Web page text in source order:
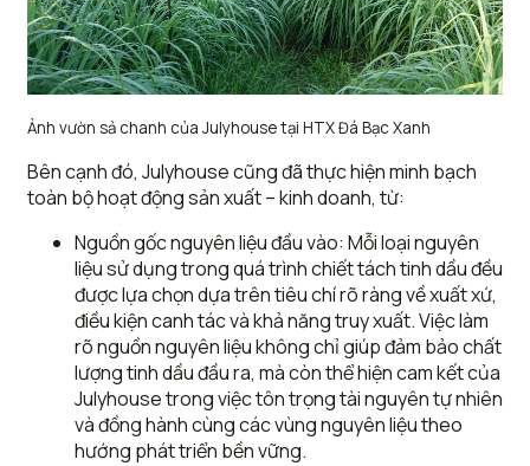
Ảnh vườn sả chanh của Julyhouse tại HTX Đá Bạc Xanh
Bên cạnh đó, Julyhouse cũng đã thực hiện minh bạch
toàn bộ hoạt động sản xuất – kinh doanh, từ:
Nguồn gốc nguyên liệu đầu vào: Mỗi loại nguyên
liệu sử dụng trong quá trình chiết tách tinh dầu đều
được lựa chọn dựa trên tiêu chí rõ ràng về xuất xứ,
điều kiện canh tác và khả năng truy xuất. Việc làm
rõ nguồn nguyên liệu không chỉ giúp đảm bảo chất
lượng tinh dầu đầu ra, mà còn thể hiện cam kết của
Julyhouse trong việc tôn trọng tài nguyên tự nhiên
và đồng hành cùng các vùng nguyên liệu theo
hướng phát triển bền vững.